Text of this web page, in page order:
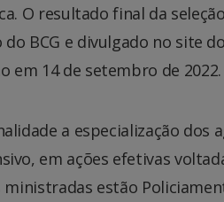
O resultado final da
BCG e divulgado no site
em 14 de setembro de 2022.
a especialização dos
em ações efetivas
ministradas estão